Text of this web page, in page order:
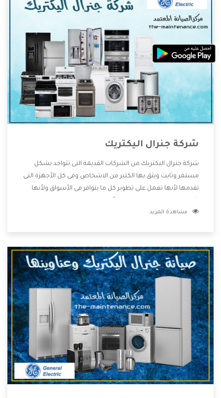
شركة جنرال اليكتريك
شركة جنرال اليكتريك من الشركات القديمة التى تتواجد بشكل
مستمر وثابت ويثق بها الكثير من الاشخاص وفى كل الأجهزة التى
تقدمها لأنها تعمل على تطوير كل ما يتوافر فى الأسواق ولأنها
المنتجات وتقدم للعملاء أقوى العروض والخصومات التى تسهل
مشاهدة المزيد